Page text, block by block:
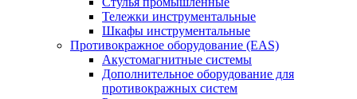
Тележки инструментальные
Шкафы инструментальные
Противокражное оборудование (EAS)
Акустомагнитные системы
Дополнительное оборудование для
противокражных систем